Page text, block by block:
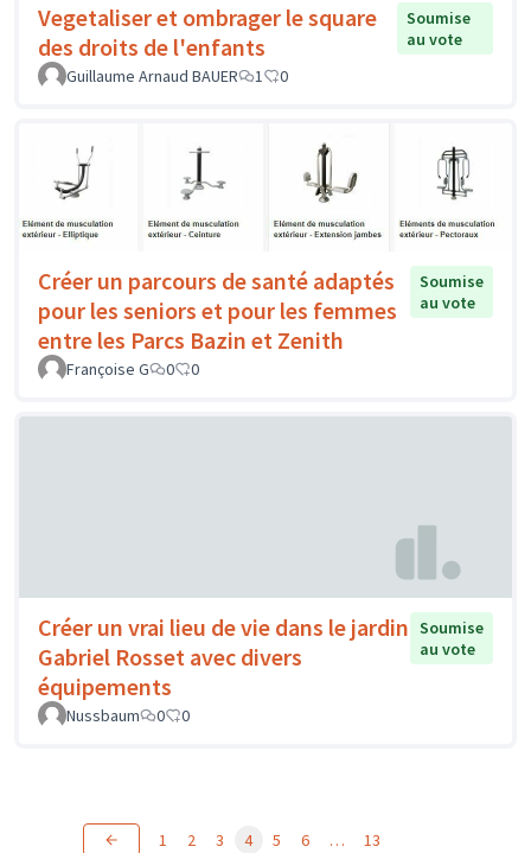
Vegetaliser et ombrager le square
des droits de l'enfants
Soumise
au vote
Guillaume Arnaud BAUER
1 0
Créer un parcours de santé adaptés
pour les seniors et pour les femmes
entre les Parcs Bazin et Zenith
Soumise
au vote
Françoise G 0 0
Créer un vrai lieu de vie dans le jardin
Gabriel Rosset avec divers
équipements
Soumise
au vote
Nussbaum 0 0
1 2 3 4 5 6 … 13